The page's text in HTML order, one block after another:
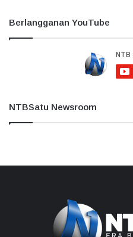
Berlangganan YouTube
NTBSatu Newsroom